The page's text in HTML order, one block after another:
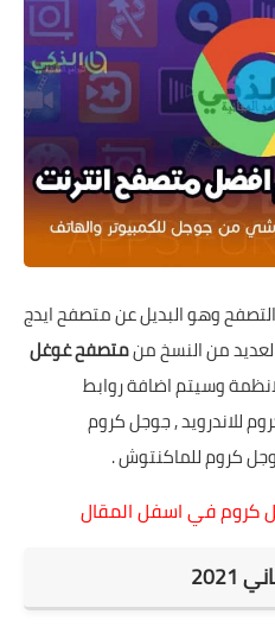
وهو البديل عنمتصفح ايدج
متصفح غوغل
وسيتم اضافة روابط
للاندرويد , جوجل كروم
كروم في اسفل المقال